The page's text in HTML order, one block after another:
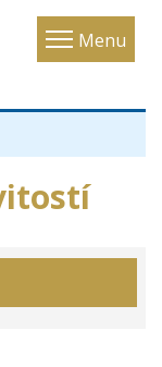
Menu
Toggle